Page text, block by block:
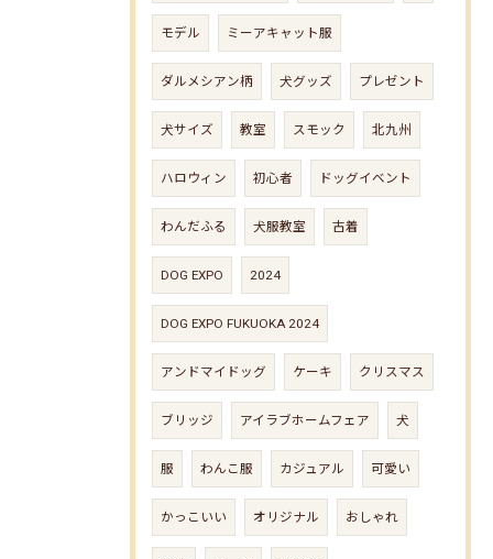
モデル ミーアキャット服
ダルメシアン柄 犬グッズ プレゼント
犬サイズ 教室 スモック 北九州
ハロウィン 初心者 ドッグイベント
わんだふる 犬服教室 古着
DOG EXPO 2024
DOG EXPO FUKUOKA 2024
アンドマイドッグ ケーキ クリスマス
ブリッジ アイラブホームフェア 犬
服 わんこ服 カジュアル 可愛い
かっこいい オリジナル おしゃれ